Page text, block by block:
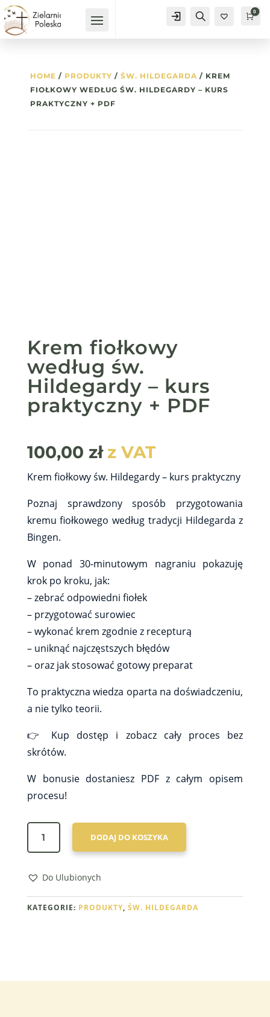
Konto Szukaj
0
HOME / PRODUKTY / ŚW. HILDEGARDA / KREM
FIOŁKOWY WEDŁUG ŚW. HILDEGARDY – KURS
PRAKTYCZNY + PDF
Krem fiołkowy
według św.
Hildegardy – kurs
praktyczny + PDF
100,00 zł z VAT
Krem fiołkowy św. Hildegardy – kurs praktyczny
Poznaj sprawdzony sposób przygotowania
kremu fiołkowego według tradycji Hildegarda z
Bingen.
W ponad 30-minutowym nagraniu pokazuję
krok po kroku, jak:
– zebrać odpowiedni fiołek
– przygotować surowiec
– wykonać krem zgodnie z recepturą
– uniknąć najczęstszych błędów
– oraz jak stosować gotowy preparat
To praktyczna wiedza oparta na doświadczeniu,
a nie tylko teorii.
👉 Kup dostęp i zobacz cały proces bez
skrótów.
W bonusie dostaniesz PDF z całym opisem
procesu!
ILOŚĆ
KREM
FIOŁKOWY
ŚW.
HILDEGARDY
–
DODAJ DO KOSZYKA
Do Ulubionych
KATEGORIE: PRODUKTY, ŚW. HILDEGARDA